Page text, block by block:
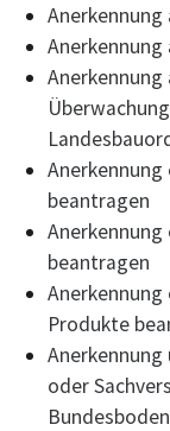
beantragen
beantragen
Produkte
oder